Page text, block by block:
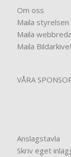
Om oss
Maila styrelsen
Maila
Maila
VÅRA
Anslagstavla
Skriv eget